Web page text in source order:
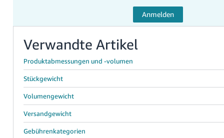
Verwandte Artikel
Produktabmessungen und -volumen
Stückgewicht
Volumengewicht
Versandgewicht
Gebührenkategorien